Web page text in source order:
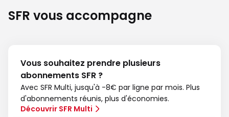
SFR vous accompagne
Vous souhaitez prendre plusieurs
abonnements SFR ?
Avec SFR Multi, jusqu'à -8€ par ligne par mois. Plus
d'abonnements réunis, plus d'économies.
Découvrir SFR Multi